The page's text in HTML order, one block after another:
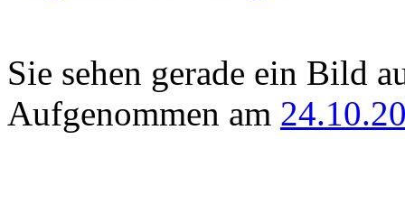
Sie sehen gerade ein Bild
Aufgenommen am